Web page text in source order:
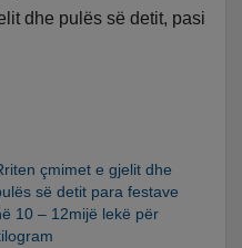
dhe pulës së detit, pasi
çmimet e gjelit dhe
së detit para festave
10 – 12mijë lekë për